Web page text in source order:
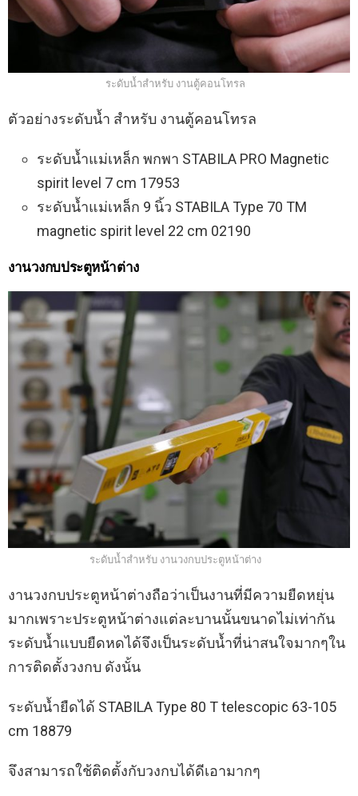
ระดับน้ำสำหรับ งานตู้คอนโทรล
ตัวอย่างระดับน้ำ สำหรับ งานตู้คอนโทรล
ระดับน้ำแม่เหล็ก พกพา STABILA PRO Magnetic
spirit level 7 cm 17953
ระดับน้ำแม่เหล็ก 9 นิ้ว STABILA Type 70 TM
magnetic spirit level 22 cm 02190
งานวงกบประตูหน้าต่าง
ระดับน้ำสำหรับ งานวงกบประตูหน้าต่าง
งานวงกบประตูหน้าต่างถือว่าเป็นงานที่มีความยืดหยุ่น
มากเพราะประตูหน้าต่างแต่ละบานนั้นขนาดไม่เท่ากัน
ระดับน้ำแบบยืดหดได้จึงเป็นระดับน้ำที่น่าสนใจมากๆใน
การติดตั้งวงกบ ดังนั้น
ระดับน้ำยืดได้ STABILA Type 80 T telescopic 63-105
cm 18879
จึงสามารถใช้ติดตั้งกับวงกบได้ดีเอามากๆ